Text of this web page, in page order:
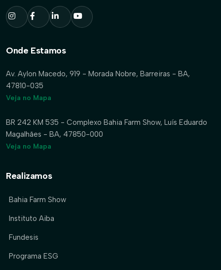
Onde Estamos
Av. Aylon Macedo, 919 - Morada Nobre, Barreiras - BA,
47810-035
Veja no Mapa
BR 242 KM 535 - Complexo Bahia Farm Show, Luís Eduardo
Magalhães - BA, 47850-000
Veja no Mapa
Realizamos
Bahia Farm Show
Instituto Aiba
Fundesis
Programa ESG